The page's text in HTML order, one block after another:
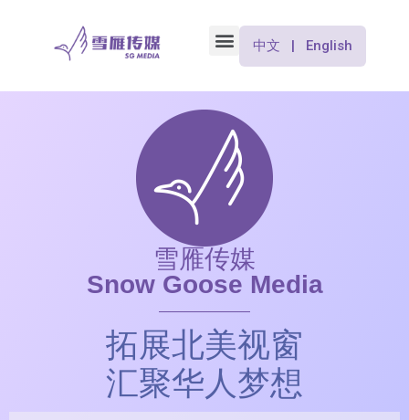
中文 | English
雪雁传媒
Snow Goose Media
拓展北美视窗
汇聚华人梦想